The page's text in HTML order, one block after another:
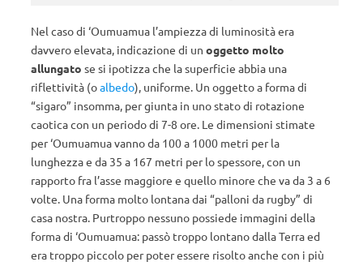
Nel caso di ‘Oumuamua l’ampiezza di luminosità era
davvero elevata, indicazione di un oggetto molto
allungato se si ipotizza che la superficie abbia una
riflettività (oalbedo), uniforme. Un oggetto a forma di
“sigaro” insomma, per giunta in uno stato di rotazione
caotica con un periodo di 7-8 ore. Le dimensioni stimate
per ‘Oumuamua vanno da 100 a 1000 metri per la
lunghezza e da 35 a 167 metri per lo spessore, con un
rapporto fra l’asse maggiore e quello minore che va da 3 a 6
volte. Una forma molto lontana dai “palloni da rugby” di
casa nostra. Purtroppo nessuno possiede immagini della
forma di ‘Oumuamua: passò troppo lontano dalla Terra ed
era troppo piccolo per poter essere risolto anche con i più